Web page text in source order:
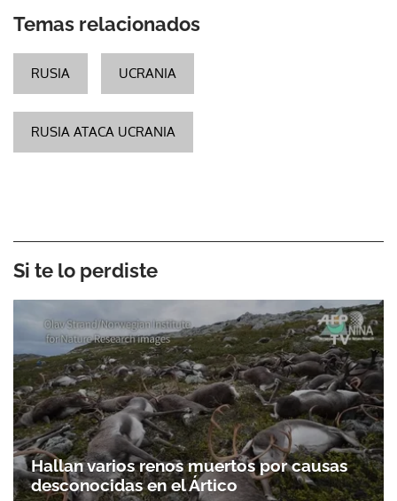
Temas relacionados
RUSIA UCRANIA
RUSIA ATACA UCRANIA
Si te lo perdiste
Hallan varios renos muertos por causas
desconocidas en el Ártico